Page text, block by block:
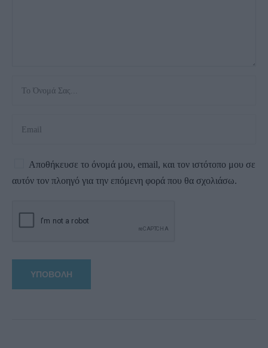
Αποθήκευσε το όνομά μου, email, και τον ιστότοπο μου σε
αυτόν τον πλοηγό για την επόμενη φορά που θα σχολιάσω.